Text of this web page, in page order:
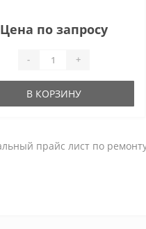
Цена по запросу
- +
В КОРЗИНУ
прайс лист по